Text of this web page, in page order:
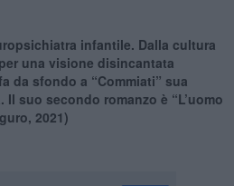
infantile. Dalla cultura
una visione disincantata
da sfondo a “Commiati” sua
Il suo secondo romanzo è “L’uomo
2021)